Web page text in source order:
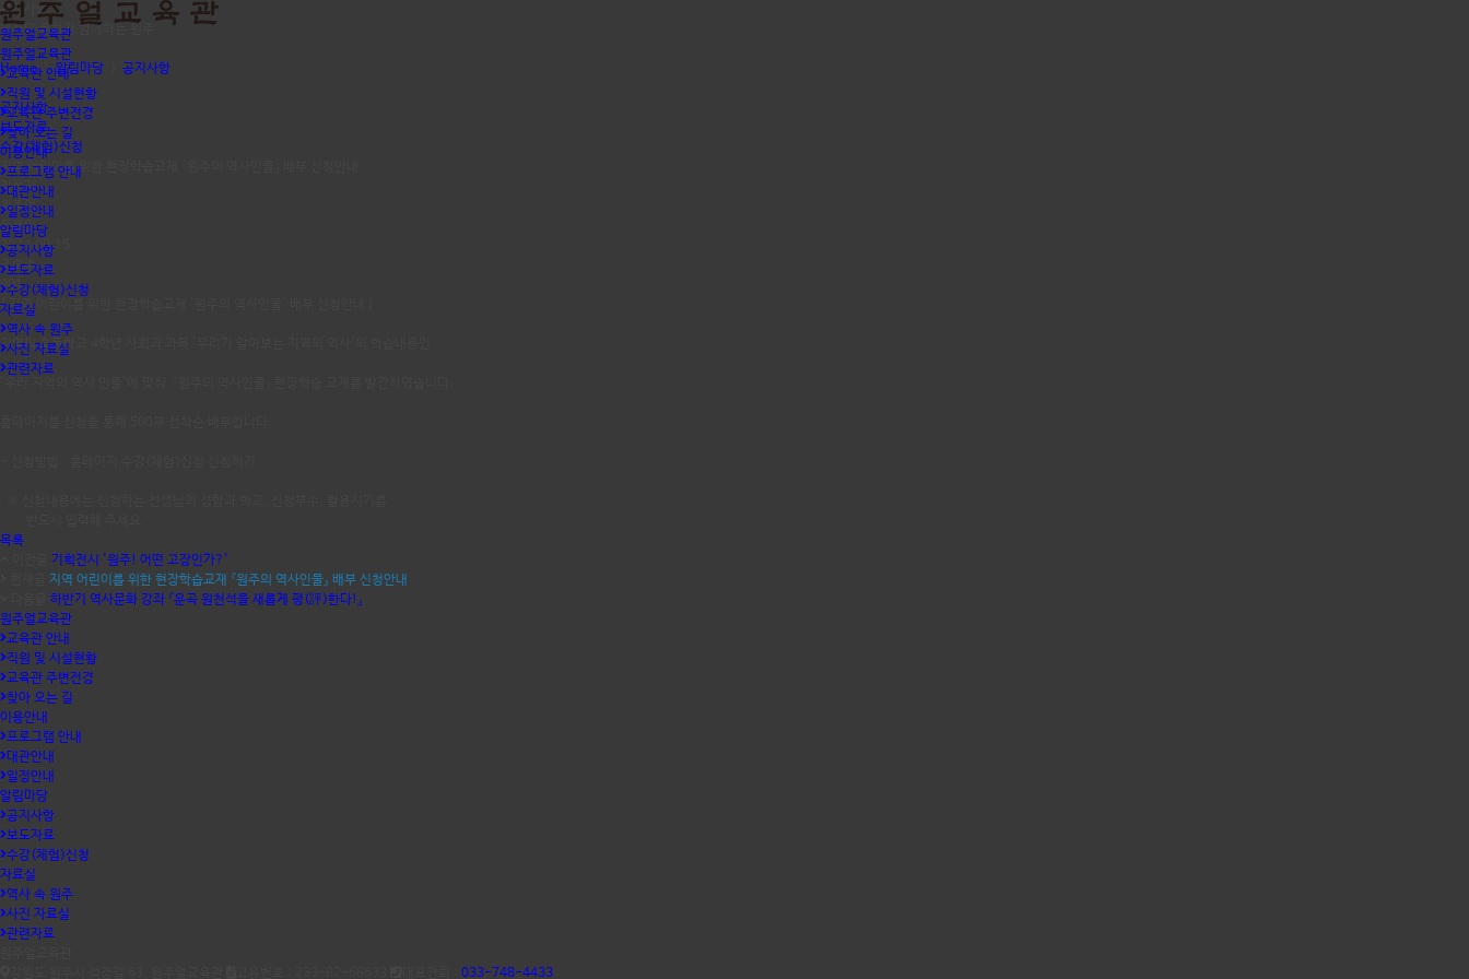
원주얼교육관
원주얼교육관
교육관 안내
직원 및 시설현황
교육관 주변전경
찾아 오는 길
이용안내
프로그램 안내
대관안내
일정안내
알림마당
공지사항
보도자료
수강(체험)신청
자료실
역사 속 원주
사진 자료실
관련자료
공지사항
역사와 문화가 함께하는 원주
Home>알림마당 공지사항
공지사항
보도자료
수강(체험)신청
지역 어린이를 위한 현장학습교재 『원주의 역사인물』 배부 신청안내
작성자
원주얼
등록일
2024.09.15
조회수
901
[ 지역 어린이를 위한 현장학습교재 '원주의 역사인물' 배부 신청안내 ]
지역의 초등학교 4학년 사회과 과목 '우리가 알아보는 지역의 역사'의 학습내용인
목록
기획전시 '원주! 어떤 고장인가?'
지역 어린이를 위한 현장학습교재 『원주의 역사인물』 배부 신청안내
하반기 역사문화 강좌 『운곡 원천석을 새롭게 평(評)한다!』
원주얼교육관
교육관 안내
직원 및 시설현황
교육관 주변전경
찾아 오는 길
이용안내
프로그램 안내
대관안내
일정안내
알림마당
공지사항
보도자료
수강(체험)신청
자료실
역사 속 원주
사진 자료실
관련자료
033-748-4433